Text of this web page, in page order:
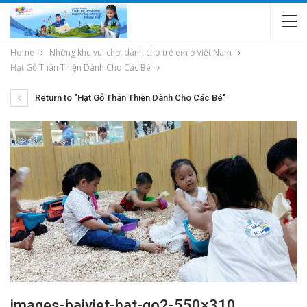
Home
Những khu vui chơi dành cho trẻ em ở Việt Nam
Hạt Gỗ Thân Thiện Dành Cho Các Bé
Return to "Hạt Gỗ Thân Thiện Dành Cho Các Bé"